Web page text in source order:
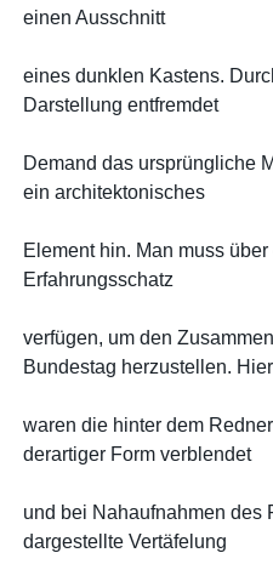
einen Ausschnitt
eines dunklen Kastens.
Darstellung entfremdet
Demand das ursprüngliche
ein architektonisches
Element hin. Man muss
Erfahrungsschatz
verfügen, um den
Bundestag herzustellen. Hier
waren die hinter dem
derartiger Form verblendet
und bei Nahaufnahmen des
dargestellte Vertäfelung